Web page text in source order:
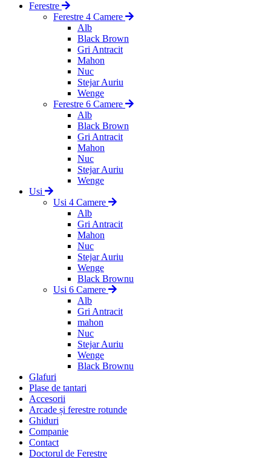
Ferestre
Ferestre 4 Camere
Alb
Black Brown
Gri Antracit
Mahon
Nuc
Stejar Auriu
Wenge
Ferestre 6 Camere
Alb
Black Brown
Gri Antracit
Mahon
Nuc
Stejar Auriu
Wenge
Usi
Usi 4 Camere
Alb
Gri Antracit
Mahon
Nuc
Stejar Auriu
Wenge
Black Brownu
Usi 6 Camere
Alb
Gri Antracit
mahon
Nuc
Stejar Auriu
Wenge
Black Brownu
Glafuri
Plase de tantari
Accesorii
Arcade și ferestre rotunde
Ghiduri
Companie
Contact
Doctorul de Ferestre